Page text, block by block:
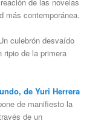
más contemporánea.
culebrón desvaído
ripio de la primera
de Yuri Herrera
de manifiesto la
de un